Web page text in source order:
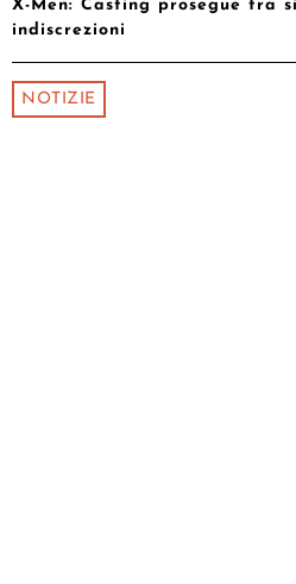
X-Men: Casting prosegue tra
indiscrezioni
NOTIZIE